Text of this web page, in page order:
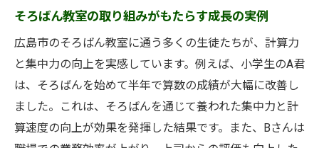
そろばん教室の取り組みがもたらす成長の実例
広島市のそろばん教室に通う多くの生徒たちが、計算力
と集中力の向上を実感しています。例えば、小学生のA君
は、そろばんを始めて半年で算数の成績が大幅に改善し
ました。これは、そろばんを通じて養われた集中力と計
算速度の向上が効果を発揮した結果です。また、Bさんは